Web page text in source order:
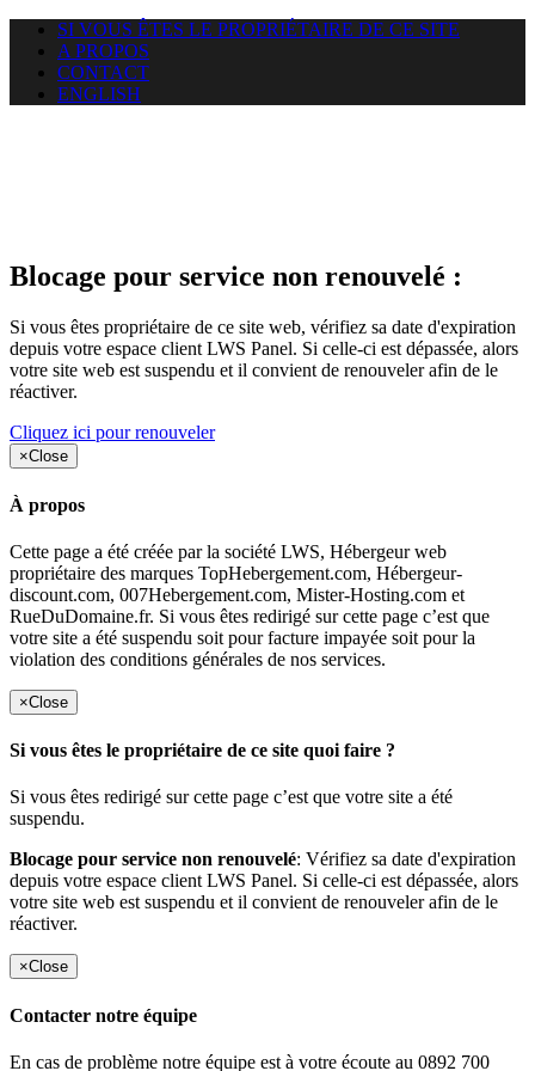
SI VOUS ÊTES LE PROPRIÉTAIRE DE CE SITE
A PROPOS
CONTACT
ENGLISH
Blocage pour service non renouvelé :
Si vous êtes propriétaire de ce site web, vérifiez sa date d'expiration
depuis votre espace client LWS Panel. Si celle-ci est dépassée, alors
votre site web est suspendu et il convient de renouveler afin de le
réactiver.
Cliquez ici pour renouveler
×Close
À propos
Cette page a été créée par la société LWS, Hébergeur web
propriétaire des marques TopHebergement.com, Hébergeur-
discount.com, 007Hebergement.com, Mister-Hosting.com et
RueDuDomaine.fr. Si vous êtes redirigé sur cette page c’est que
votre site a été suspendu soit pour facture impayée soit pour la
violation des conditions générales de nos services.
×Close
Si vous êtes le propriétaire de ce site quoi faire ?
Si vous êtes redirigé sur cette page c’est que votre site a été
suspendu.
Blocage pour service non renouvelé: Vérifiez sa date d'expiration
depuis votre espace client LWS Panel. Si celle-ci est dépassée, alors
votre site web est suspendu et il convient de renouveler afin de le
réactiver.
×Close
Contacter notre équipe
En cas de problème notre équipe est à votre écoute au 0892 700